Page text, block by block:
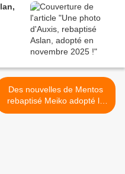
Des nouvelles de Mentos
rebaptisé Meiko adopté le
15 octobre 2016 ! >